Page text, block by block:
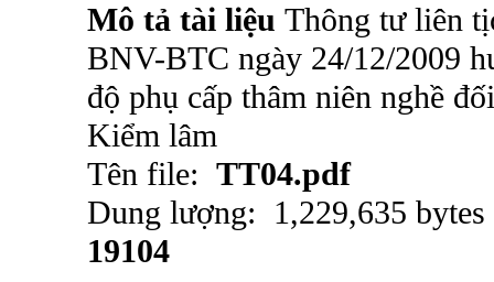
Mô tả tài liệu Thông tư liên
BNV-BTC ngày 24/12/2009
độ phụ cấp thâm niên nghề
Kiểm lâm
Tên file: TT04.pdf
Dung lượng: 1,229,635
19104